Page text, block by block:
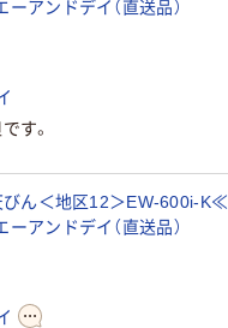
アンドデイ（直送品）
す。
びん＜地区12＞EW-600i-K≪
アンドデイ（直送品）